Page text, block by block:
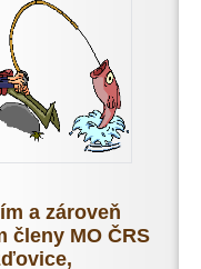
a zároveň
členy MO ČRS